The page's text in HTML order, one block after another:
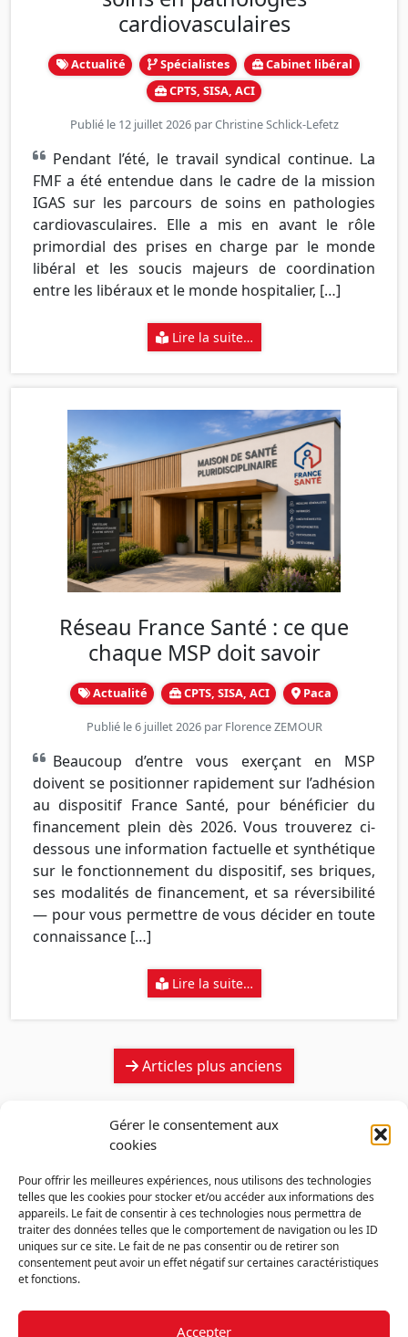
Gérer le consentement aux
cookies
Pour offrir les meilleures expériences, nous utilisons des technologies
telles que les cookies pour stocker et/ou accéder aux informations des
appareils. Le fait de consentir à ces technologies nous permettra de
traiter des données telles que le comportement de navigation ou les ID
uniques sur ce site. Le fait de ne pas consentir ou de retirer son
consentement peut avoir un effet négatif sur certaines caractéristiques
et fonctions.
Accepter
cardiovasculaires
Actualité Spécialistes
Cabinet libéral
CPTS, SISA, ACI
Publié le 12 juillet 2026 parChristine Schlick-Lefetz
Pendant l’été, le travail syndical continue. La
FMF a été entendue dans le cadre de la mission
IGAS sur les parcours de soins en pathologies
cardiovasculaires. Elle a mis en avant le rôle
primordial des prises en charge par le monde
libéral et les soucis majeurs de coordination
entre les libéraux et le monde hospitalier, […]
Lire la suite…
Réseau France Santé : ce que
chaque MSP doit savoir
Actualité CPTS, SISA, ACI Paca
Publié le 6 juillet 2026 par Florence ZEMOUR
Beaucoup d’entre vous exerçant en MSP
doivent se positionner rapidement sur l’adhésion
au dispositif France Santé, pour bénéficier du
financement plein dès 2026. Vous trouverez ci-
dessous une information factuelle et synthétique
sur le fonctionnement du dispositif, ses briques,
ses modalités de financement, et sa réversibilité
— pour vous permettre de vous décider en toute
connaissance […]
Lire la suite…
Navigation
Articles plus anciens